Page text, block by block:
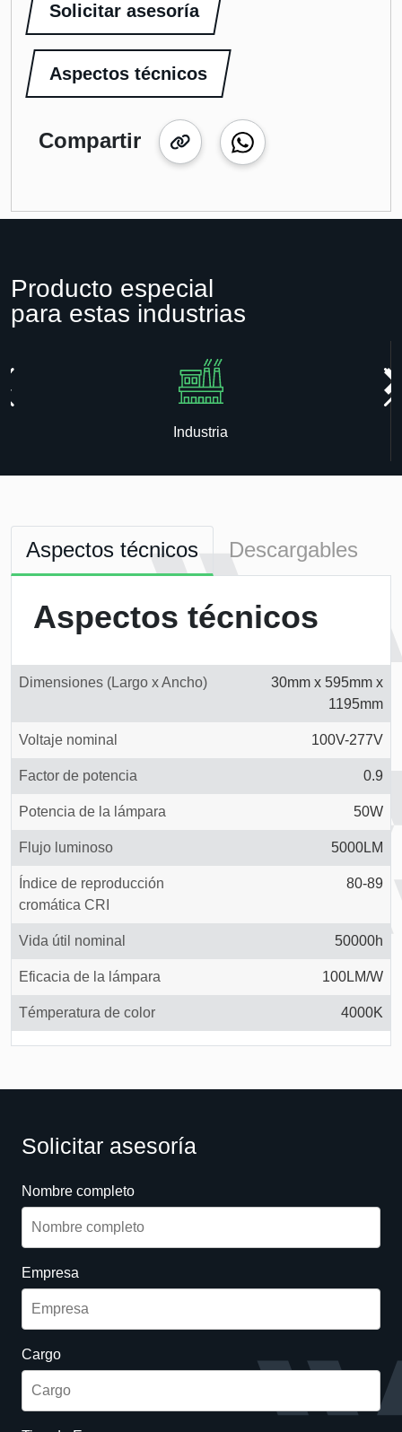
Solicitar asesoría
Aspectos técnicos
Compartir
Producto especial
para estas industrias
Industria
Aspectos técnicos Descargables
Aspectos técnicos
Dimensiones (Largo x Ancho)
30mm x 595mm x
1195mm
Voltaje nominal 100V-277V
Factor de potencia 0.9
Potencia de la lámpara 50W
Flujo luminoso 5000LM
Índice de reproducción
cromática CRI
80-89
Vida útil nominal 50000h
Eficacia de la lámpara 100LM/W
Témperatura de color 4000K
Solicitar asesoría
Nombre completo
Empresa
Cargo